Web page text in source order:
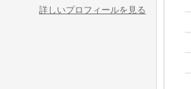
詳しいプロフィールを見る